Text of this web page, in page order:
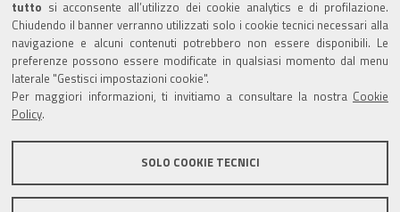
tutto si acconsente all’utilizzo dei cookie analytics e di profilazione.
Chiudendo il banner verranno utilizzati solo i cookie tecnici necessari alla
navigazione e alcuni contenuti potrebbero non essere disponibili. Le
preferenze possono essere modificate in qualsiasi momento dal menu
laterale "Gestisci impostazioni cookie".
Per maggiori informazioni, ti invitiamo a consultare la nostra Cookie
Policy
SOLO COOKIE TECNICI
Albo Camerale
Pubblicità Legale
Area riservata Amministratori